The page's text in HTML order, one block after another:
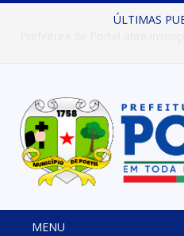
ÚLTIMAS
MENU